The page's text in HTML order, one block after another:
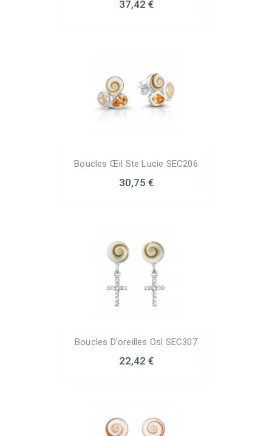
37,42 €
Boucles Œil Ste Lucie SEC206
30,75 €
Boucles D'oreilles Osl SEC307
22,42 €